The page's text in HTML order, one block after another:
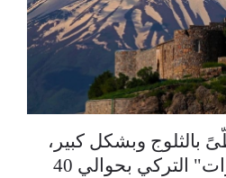
بالثلوج وبشكل كبير،
ويقدّر قطر جبل "أرارات" التركي بحوالي 40